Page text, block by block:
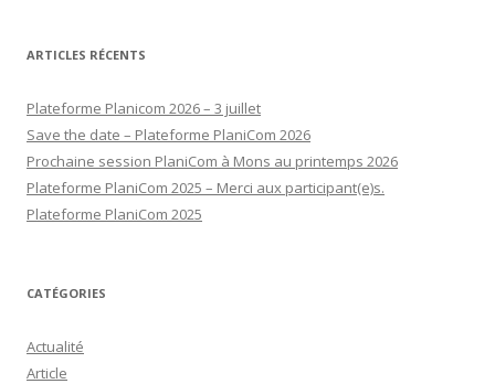
ARTICLES RÉCENTS
Plateforme Planicom 2026 – 3 juillet
Save the date – Plateforme PlaniCom 2026
Prochaine session PlaniCom à Mons au printemps 2026
Plateforme PlaniCom 2025 – Merci aux participant(e)s.
Plateforme PlaniCom 2025
CATÉGORIES
Actualité
Article